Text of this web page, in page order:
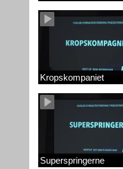
Kropskompaniet
Superspringerne